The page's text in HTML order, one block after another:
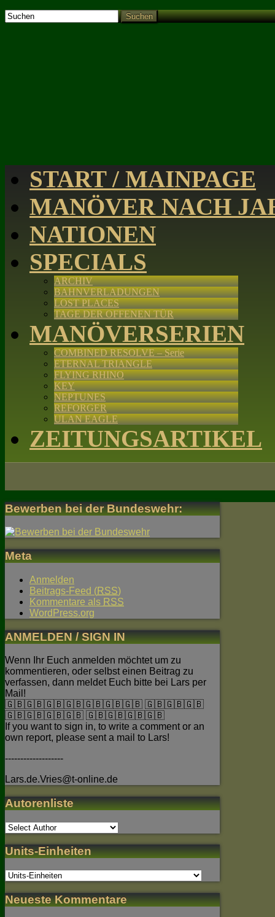
Suchen
START / MAINPAGE
MANÖVER NACH
NATIONEN
SPECIALS
ARCHIV
BAHNVERLADUNGEN
LOST PLACES
TAGE DER OFFENEN TÜR
MANÖVERSERIEN
COMBINED RESOLVE – Serie
ETERNAL TRIANGLE
FLYING RHINO
KEY
NEPTUNES
REFORGER
ULAN EAGLE
ZEITUNGSARTIKEL
Bewerben bei der Bundeswehr:
Meta
Anmelden
Beitrags-Feed (RSS)
Kommentare als RSS
WordPress.org
ANMELDEN / SIGN IN
Wenn Ihr Euch anmelden möchtet um zu
kommentieren, oder selbst einen Beitrag zu
verfassen, dann meldet Euch bitte bei Lars per
Mail!
🇬🇧🇬🇧🇬🇧🇬🇧🇬🇧🇬🇧🇬🇧 🇬🇧🇬🇧🇬🇧
🇬🇧🇬🇧🇬🇧🇬🇧 🇬🇧🇬🇧🇬🇧🇬🇧
If you want to sign in, to write a comment or an
own report, please sent a mail to Lars!
-------------------
Lars.de.Vries@t-online.de
Autorenliste
Units-Einheiten
Neueste Kommentare